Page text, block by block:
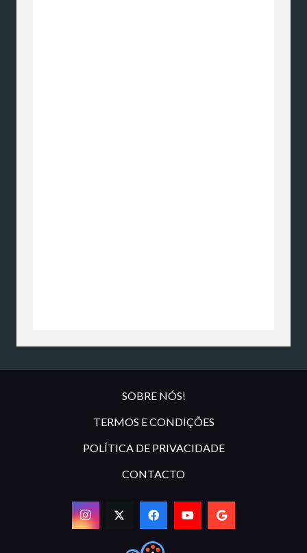
SOBRE NÓS!
TERMOS E CONDIÇÕES
POLÍTICA DE PRIVACIDADE
CONTACTO